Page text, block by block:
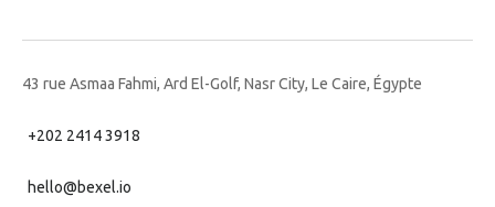
43 rue Asmaa Fahmi, Ard El-Golf, Nasr City, Le Caire, Égypte
+202 2414 3918
hello@bexel.io